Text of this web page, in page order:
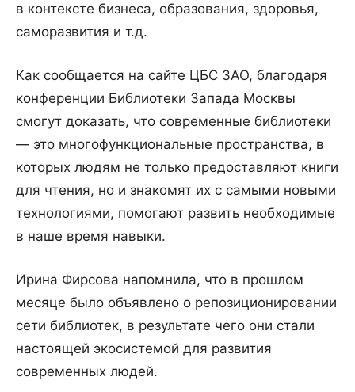
в контексте бизнеса, образования, здоровья,
саморазвития и т.д.
Как сообщается на сайте ЦБС ЗАО, благодаря
конференции Библиотеки Запада Москвы
смогут доказать, что современные библиотеки
— это многофункциональные пространства, в
которых людям не только предоставляют книги
для чтения, но и знакомят их с самыми новыми
технологиями, помогают развить необходимые
в наше время навыки.
Ирина Фирсова напомнила, что в прошлом
месяце было объявлено о репозиционировании
сети библиотек, в результате чего они стали
настоящей экосистемой для развития
современных людей.